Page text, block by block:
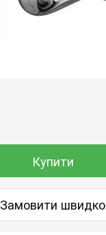
Купити
Замовити швидко